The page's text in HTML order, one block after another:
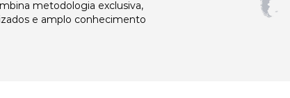
metodologia exclusiva,
e amplo conhecimento